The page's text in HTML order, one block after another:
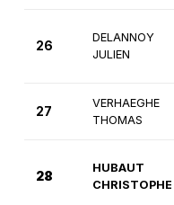
26
DELANNOY
JULIEN
27
VERHAEGHE
THOMAS
28
HUBAUT
CHRISTOPHE